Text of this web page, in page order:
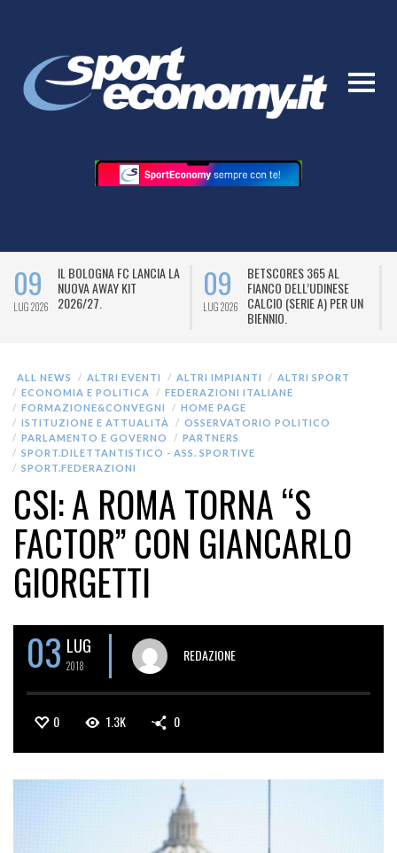
09
LUG 2026
IL BOLOGNA FC LANCIA LA
NUOVA AWAY KIT
2026/27.
09
LUG 2026
BETSCORES 365 AL
FIANCO DELL’UDINESE
CALCIO (SERIE A) PER UN
BIENNIO.
ALL NEWS ALTRI EVENTI ALTRI IMPIANTI
ALTRI SPORT
ECONOMIA E POLITICA
FEDERAZIONI ITALIANE
FORMAZIONE&CONVEGNI
HOME PAGE
ISTITUZIONE E ATTUALITÀ
OSSERVATORIO POLITICO
PARLAMENTO E GOVERNO
PARTNERS
SPORT.DILETTANTISTICO - ASS. SPORTIVE
SPORT.FEDERAZIONI
CSI: A ROMA TORNA “S
FACTOR” CON GIANCARLO
GIORGETTI
03 LUG
2018
REDAZIONE
0 1.3K 0